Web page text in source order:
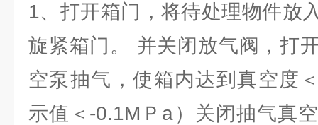
1、打开箱门，将待处理物件放
旋紧箱门。 并关闭放气阀，打
空泵抽气，使箱内达到真空度
示值＜-0.1MＰa）关闭抽气真